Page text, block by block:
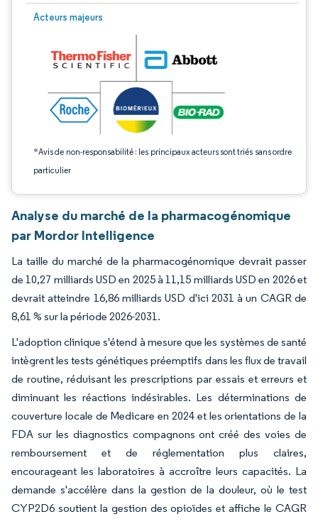
Acteurs majeurs
*Avis de non-responsabilité : les principaux acteurs sont triés sans ordre
particulier
Image © Mordor Intelligence. La réutilisation nécessite une attribution sous CC
Analyse du marché de la pharmacogénomique
par Mordor Intelligence
La taille du marché de la pharmacogénomique devrait passer
de 10,27 milliards USD en 2025 à 11,15 milliards USD en 2026 et
devrait atteindre 16,86 milliards USD d'ici 2031 à un CAGR de
8,61 % sur la période 2026-2031.
L'adoption clinique s'étend à mesure que les systèmes de santé
intègrent les tests génétiques préemptifs dans les flux de travail
de routine, réduisant les prescriptions par essais et erreurs et
diminuant les réactions indésirables. Les déterminations de
couverture locale de Medicare en 2024 et les orientations de la
FDA sur les diagnostics compagnons ont créé des voies de
remboursement et de réglementation plus claires,
encourageant les laboratoires à accroître leurs capacités. La
demande s'accélère dans la gestion de la douleur, où le test
CYP2D6 soutient la gestion des opioïdes et affiche le CAGR